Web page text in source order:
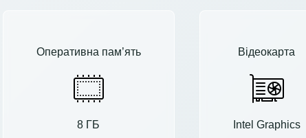
Оперативна пам’ять
8 ГБ
Відеокарта
Intel Graphics